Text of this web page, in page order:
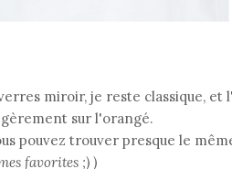
miroir, je reste classique, et
sur l'orangé.
pouvez trouver presque le
favorites ;) )